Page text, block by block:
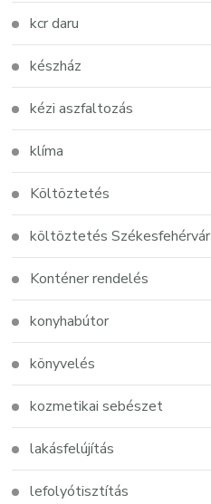
kcr daru
készház
kézi aszfaltozás
klíma
Költöztetés
költöztetés Székesfehérvár
Konténer rendelés
konyhabútor
könyvelés
kozmetikai sebészet
lakásfelújítás
lefolyótisztítás